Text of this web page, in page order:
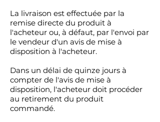
La livraison est effectuée par la
remise directe du produit à
l'acheteur ou, à défaut, par l'envoi par
le vendeur d'un avis de mise à
disposition à l'acheteur.
Dans un délai de quinze jours à
compter de l'avis de mise à
disposition, l'acheteur doit procéder
au retirement du produit
commandé.